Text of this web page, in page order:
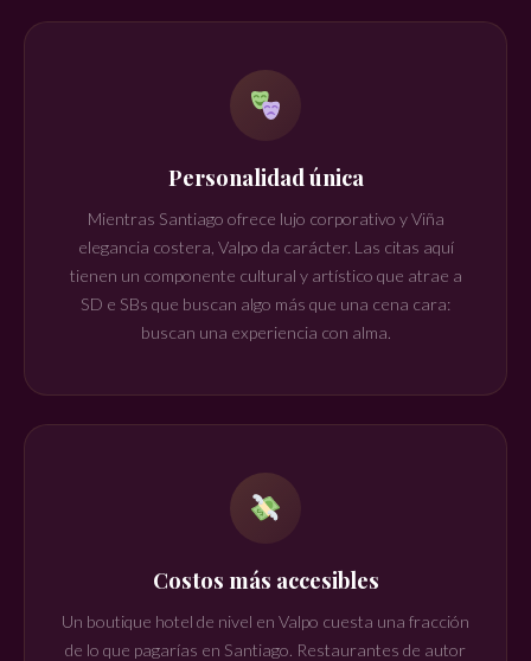
Personalidad única
Mientras Santiago ofrece lujo corporativo y Viña
elegancia costera, Valpo da carácter. Las citas aquí
tienen un componente cultural y artístico que atrae a
SD e SBs que buscan algo más que una cena cara:
buscan una experiencia con alma.
Costos más accesibles
Un boutique hotel de nivel en Valpo cuesta una fracción
de lo que pagarías en Santiago. Restaurantes de autor